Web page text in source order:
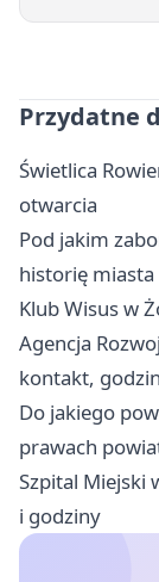
Przydatne
Świetlica
otwarcia
Pod jakim
historię miasta
Klub Wisus w
Agencja
kontakt,
Do jakiego
prawach
Szpital Miejski
i godziny